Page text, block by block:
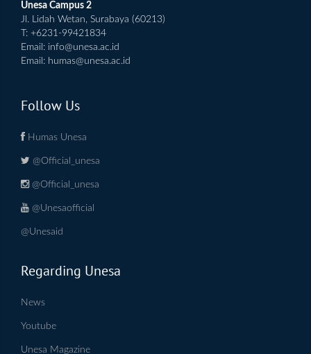
Unesa Campus 2
Jl. Lidah Wetan, Surabaya (60213)
T: +6231-99421834
Email: info@unesa.ac.id
Email: humas@unesa.ac.id
Follow Us
Humas Unesa
@Official_unesa
@Official_unesa
@Unesaofficial
@Unesaid
Regarding Unesa
News
Youtube
Unesa Magazine